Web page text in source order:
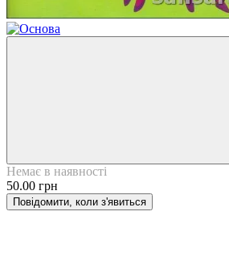
Немає в наявності
50.00 грн
Повідомити, коли з'явиться